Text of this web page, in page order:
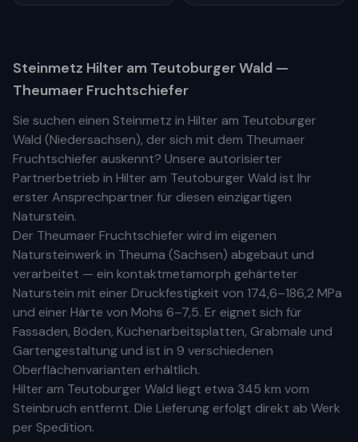
Steinmetz Hilter am Teutoburger Wald —
Theumaer Fruchtschiefer
Sie suchen einen Steinmetz in Hilter am Teutoburger
Wald (Niedersachsen), der sich mit dem Theumaer
Fruchtschiefer auskennt? Unsere autorisierter
Partnerbetrieb in Hilter am Teutoburger Wald ist Ihr
erster Ansprechpartner für diesen einzigartigen
Naturstein.
Der Theumaer Fruchtschiefer wird im eigenen
Natursteinwerk in Theuma (Sachsen) abgebaut und
verarbeitet — ein kontaktmetamorph gehärteter
Naturstein mit einer Druckfestigkeit von 174,6–186,2 MPa
und einer Härte von Mohs 6–7,5. Er eignet sich für
Fassaden, Böden, Küchenarbeitsplatten, Grabmale und
Gartengestaltung und ist in 9 verschiedenen
Oberflächenvarianten erhältlich.
Hilter am Teutoburger Wald liegt etwa 345 km vom
Steinbruch entfernt. Die Lieferung erfolgt direkt ab Werk
per Spedition.